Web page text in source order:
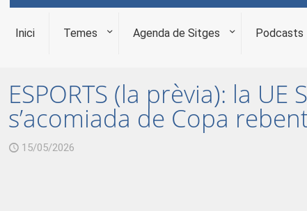
Inici Temes Agenda de Sitges Podcasts
ESPORTS (la prèvia): la
s’acomiada de Copa
15/05/2026